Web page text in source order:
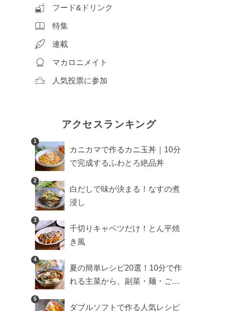
フード&ドリンク
特集
連載
マカロニメイト
人気投票に参加
アクセスランキング
1
カニカマで作るカニ玉丼｜10分
で完成するふわとろ絶品丼
2
白だしで味が決まる！なすの煮
浸し
3
千切りキャベツだけ！とん平焼
き風
4
夏の簡単レシピ20選！10分で作
れる主菜から、副菜・麺・ごは
5
ダブルソフトで作る人気レシピ